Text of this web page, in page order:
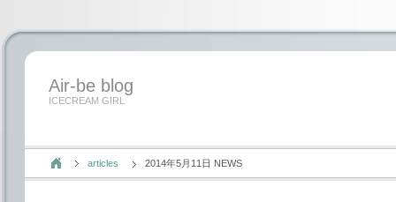
Air-be blog
ICECREAM GIRL
articles 2014年5月11日 NEWS